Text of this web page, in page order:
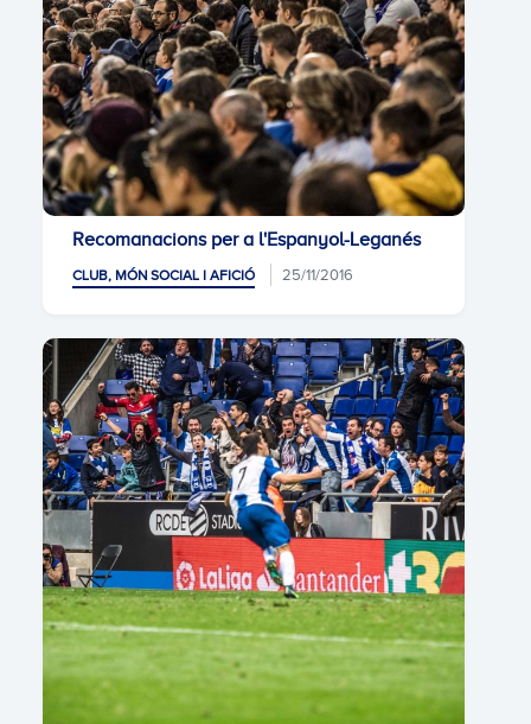
Recomanacions per a l'Espanyol-Leganés
CLUB, MÓN SOCIAL I AFICIÓ 25/11/2016